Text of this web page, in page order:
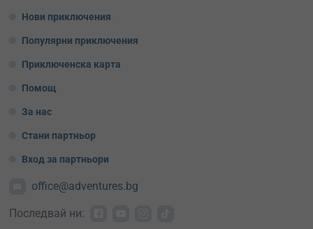
Нови приключения
Популярни приключения
Приключенска карта
Помощ
За нас
Стани партньор
Вход за партньори
office@adventures.bg
Последвай ни: